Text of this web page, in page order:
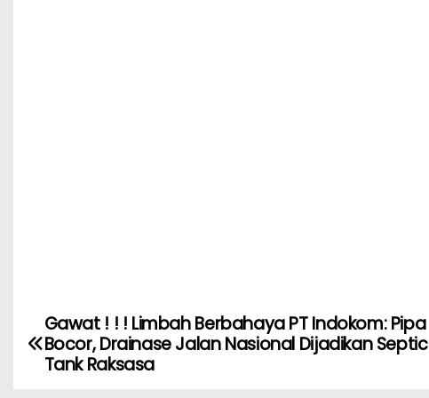
Gawat ! ! ! Limbah Berbahaya PT Indokom: Pipa
Bocor, Drainase Jalan Nasional Dijadikan Septic
Tank Raksasa